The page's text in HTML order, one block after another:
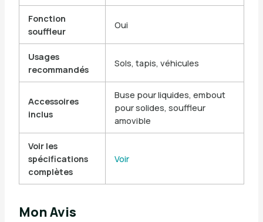
Fonction
souffleur
Oui
Usages
recommandés
Sols, tapis, véhicules
Accessoires
inclus
Buse pour liquides, embout
pour solides, souffleur
amovible
Voir les
spécifications
complètes
Voir
Mon Avis